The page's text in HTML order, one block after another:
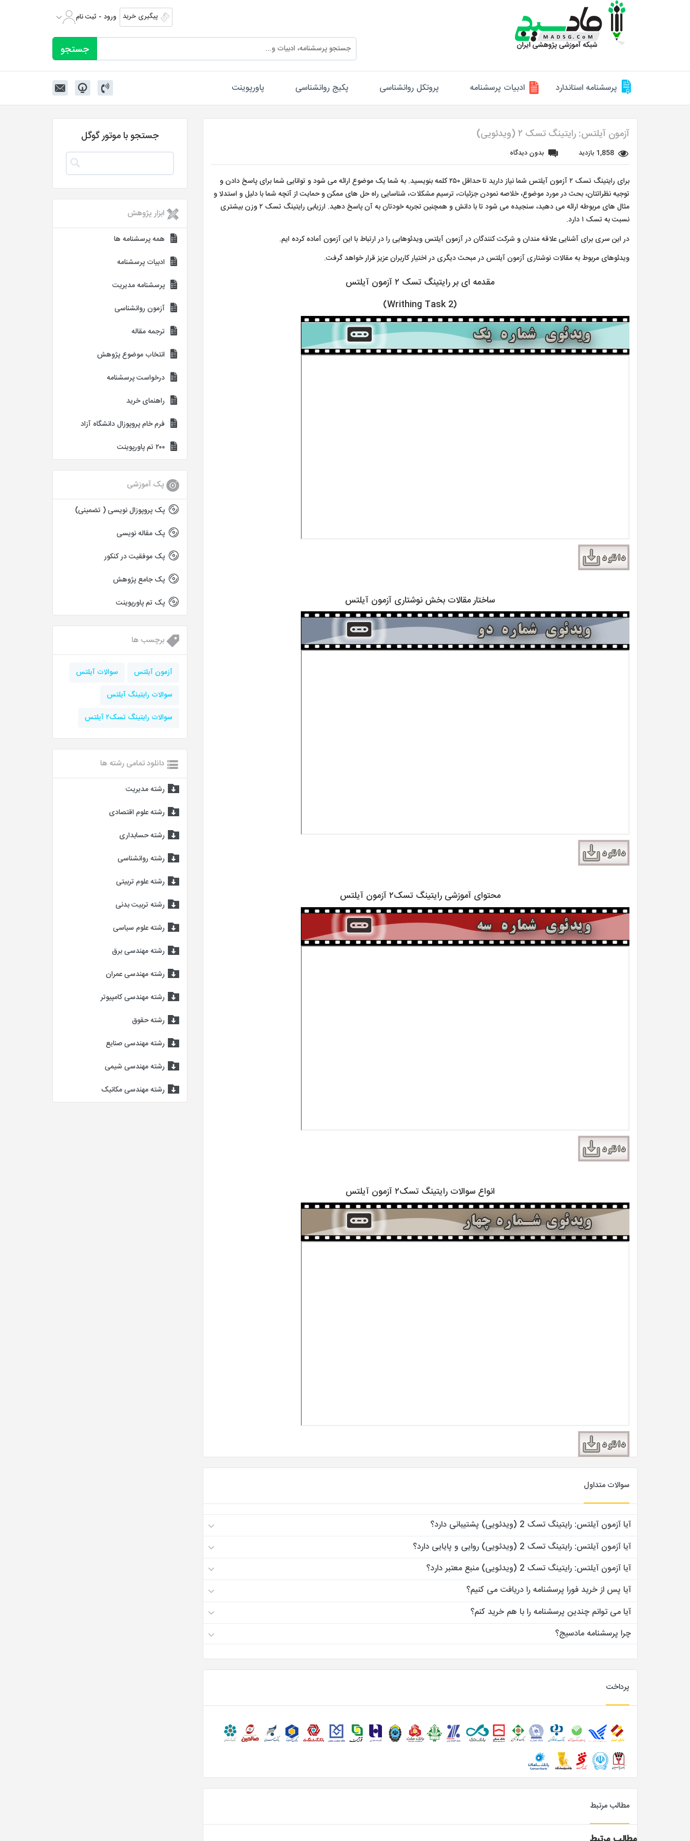
پیگیری خرید ورود - ثبت نام
پرسشنامه استاندارد ادبیات پرسشنامه پروتکل روانشناسی پکیج روانشناسی پاورپوینت
آزمون آیلتس: رایتینگ تسک ۲ (ویدئویی)
1,858 بازدید بدون دیدگاه
برای رایتینگ تسک ۲ آزمون آیلتس شما نیاز دارید تا حداقل ۲۵۰ کلمه بنویسید. به شما یک موضوع ارائه می شود و توانایی شما برای پاسخ دادن و
توجیه نظراتتان، بحث در مورد موضوع، خلاصه نمودن جزئیات، ترسیم مشکلات، شناسایی راه حل های ممکن و حمایت از آنچه شما با دلیل و استدلا و
مثال های مربوطه ارائه می دهید، سنجیده می شود تا با دانش و همچنین تجربه خودتان به آن پاسخ دهید. ارزیابی رایتینگ تسک ۲ وزن بیشتری
نسبت به تسک ۱ دارد.
در این سری برای آشنایی علاقه مندان و شرکت کنندگان در آزمون آیلتس ویدئوهایی را در ارتباط با این آزمون آماده کرده ایم.
ویدئوهای مربوط به مقالات نوشتاری آزمون آیلتس در مبحث دیگری در اختیار کاربران عزیز قرار خواهد گرفت.
مقدمه ای بر رایتینگ تسک ۲ آزمون آیلتس
(Writhing Task 2)
ساختار مقالات بخش نوشتاری آزمون آیلتس
محتوای آموزشی رایتینگ تسک۲ آزمون آیلتس
انواع سوالات رایتینگ تسک۲ آزمون آیلتس
سوالات متداول
آیا آزمون آیلتس: رایتینگ تسک 2 (ویدئویی) پشتیبانی دارد؟
آیا آزمون آیلتس: رایتینگ تسک 2 (ویدئویی) روایی و پایایی دارد؟
آیا آزمون آیلتس: رایتینگ تسک 2 (ویدئویی) منبع معتبر دارد؟
آیا پس از خرید فورا پرسشنامه را دریافت می کنیم؟
آیا می توانم چندین پرسشنامه را با هم خرید کنم؟
چرا پرسشنامه مادسیج؟
پرداخت
مطالب مرتبط
جستجو با موتور گوگل
ابزار پژوهش
همه پرسشنامه ها
ادبیات پرسشنامه
پرسشنامه مدیریت
آزمون روانشناسی
ترجمه مقاله
انتخاب موضوع پژوهش
درخواست پرسشنامه
راهنمای خرید
فرم خام پروپوزال دانشگاه آزاد
۲۰۰ تم پاورپوینت
پک آموزشی
پک پروپوزال نویسی ( تضمینی)
پک مقاله نویسی
پک موفقیت در کنکور
پک جامع پژوهش
پک تم پاورپوینت
برچسب ها
آزمون آیلتس
سوالات آیلتس
سوالات رایتینگ آیلتس
سوالات رایتینگ تسک۲ آیلتس
دانلود تمامی رشته ها
رشته مدیریت
رشته علوم اقتصادی
رشته حسابداری
رشته روانشناسی
رشته علوم تربیتی
رشته تربیت بدنی
رشته علوم سیاسی
رشته مهندسی برق
رشته مهندسی عمران
رشته مهندسی کامپیوتر
رشته حقوق
رشته مهندسی صنایع
رشته مهندسی شیمی
رشته مهندسی مکانیک